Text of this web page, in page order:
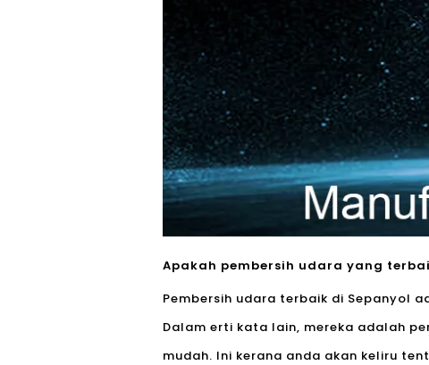
Apakah pembersih udara yang
Pembersih udara terbaik di Sepanyol
Dalam erti kata lain, mereka adalah
mudah. Ini kerana anda akan keliru